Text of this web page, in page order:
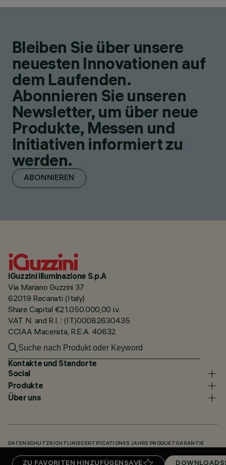
Bleiben Sie über unsere
neuesten Innovationen auf
dem Laufenden.
Abonnieren Sie unseren
Newsletter, um über neue
Produkte, Messen und
Initiativen informiert zu
werden.
ABONNIEREN
iGuzzini illuminazione S.p.A
Via Mariano Guzzini 37
62019 Recanati (Italy)
Share Capital €21.050.000,00 i.v.
VAT N. and R.I. : (IT)00082630435
CCIAA Macerata, R.E.A. 40632
Kontakte und Standorte
Social
Produkte
Über uns
DATENSCHUTZRICHTLINIECERTIFICATIONS 5 JAHRE PRODUKTGARANTIE